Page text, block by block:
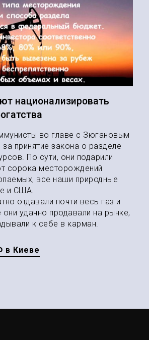
национализировать
во главе с Зюгановым
принятие закона о разделе
По сути, они подарили
сорока месторождений
все наши природные
и США.
отдавали почти весь газ и
удачно продавали на рынке,
к себе в карман.
в Киеве